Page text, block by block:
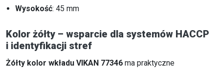
Wysokość: 45 mm
Kolor żółty – wsparcie dla systemów HACCP
i identyfikacji stref
Żółty kolor wkładu VIKAN 77346 ma praktyczne